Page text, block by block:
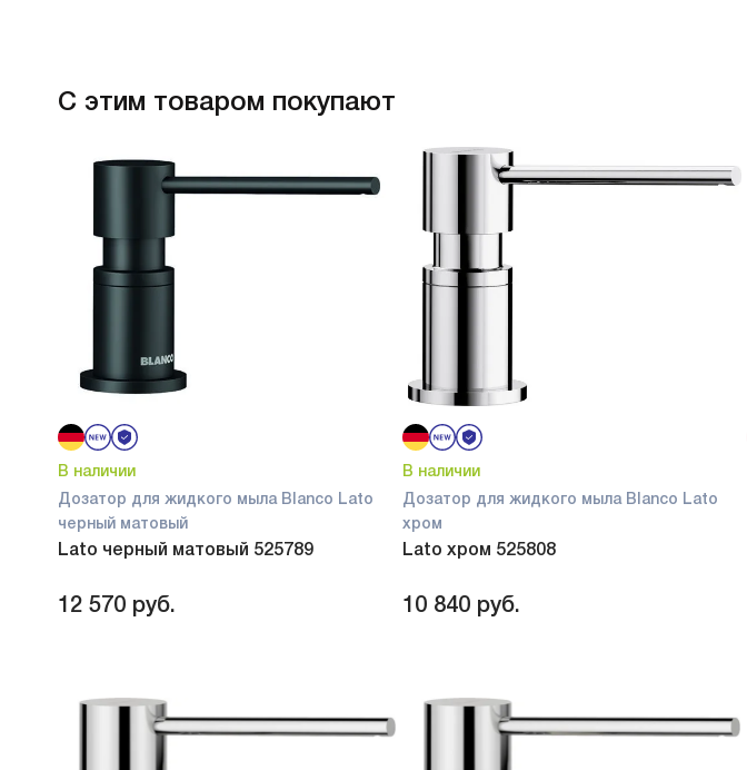
С этим товаром покупают
В наличии
Дозатор для жидкого мыла Blanco Lato
черный матовый
Lato черный матовый 525789
12 570 руб.
В наличии
Дозатор для жидкого мыла Blanco Lato
хром
Lato хром 525808
10 840 руб.